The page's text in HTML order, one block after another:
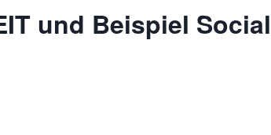
und Beispiel